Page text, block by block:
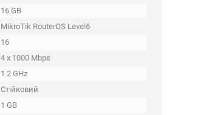
16 GB
MikroTik RouterOS Level6
16
4 x 1000 Mbps
1.2 GHz
Стійковий
1 GB